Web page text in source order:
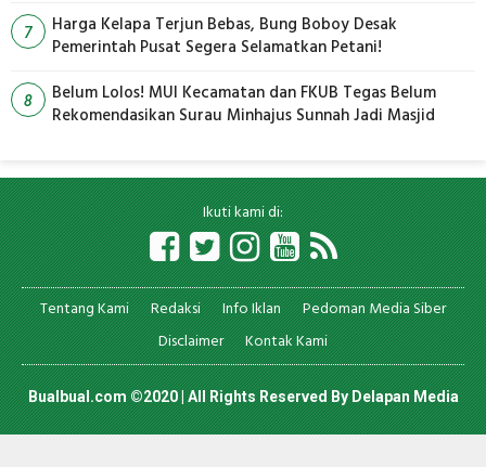
7
Harga Kelapa Terjun Bebas, Bung Boboy Desak
Pemerintah Pusat Segera Selamatkan Petani!
8
Belum Lolos! MUI Kecamatan dan FKUB Tegas Belum
Rekomendasikan Surau Minhajus Sunnah Jadi Masjid
Ikuti kami di:
Tentang Kami Redaksi Info Iklan
Pedoman Media Siber
Disclaimer
Kontak Kami
Bualbual.com ©2020 | All Rights Reserved ByDelapan Media